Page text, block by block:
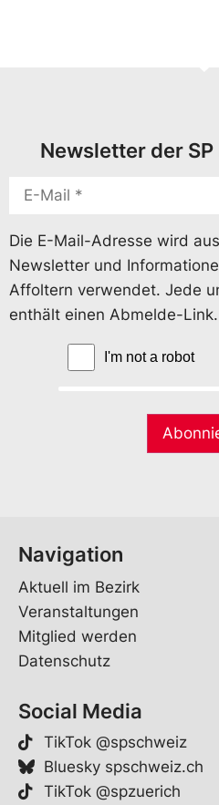
Newsletter der
Die E-Mail-Adresse wird
Newsletter und
Affoltern verwendet. Jede
enthält einen Abmelde-Link.
Navigation
Aktuell im Bezirk
Veranstaltungen
Mitglied werden
Datenschutz
Social Media
TikTok @spschweiz
Bluesky spschweiz.ch
TikTok @spzuerich